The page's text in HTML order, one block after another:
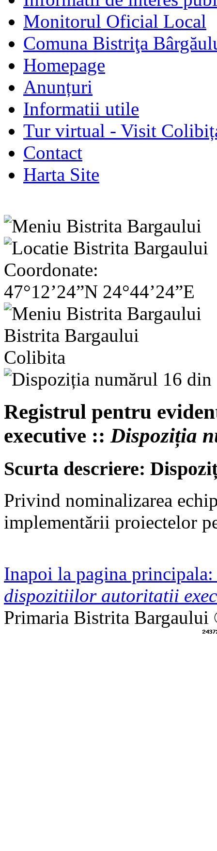
Monitorul Oficial Local
Comuna Bistriţa
Homepage
Anunțuri
Informatii utile
Tur virtual - Visit
Contact
Harta Site
Coordonate:
47°12’24”N 24°44’24”E
Bistrita Bargaului
Colibita
Registrul pentru
executive :: Dispoziția
Scurta descriere:
Privind nominalizarea
implementării proiectelor
Inapoi la pagina
dispozitiilor autoritatii
Primaria Bistrita Bargaului